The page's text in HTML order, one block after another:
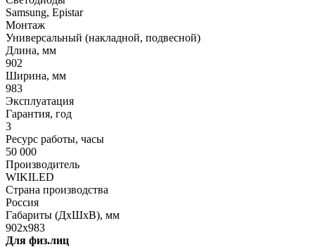
Samsung, Epistar
Монтаж
Универсальный (накладной, подвесной)
Длина, мм
902
Ширина, мм
983
Эксплуатация
Гарантия, год
3
Ресурс работы, часы
50 000
Производитель
WIKILED
Страна производства
Россия
Габариты (ДхШхВ), мм
902х983
Для физ.лиц